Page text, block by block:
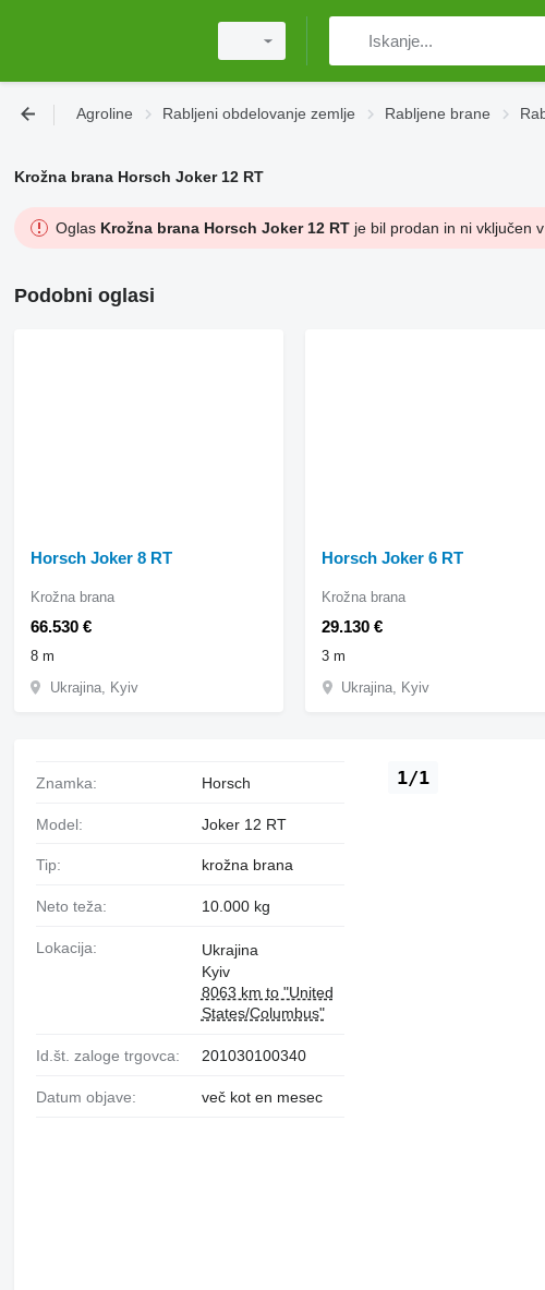
Agroline Rabljeni obdelovanje zemlje Rabljene brane
Krožna brana Horsch Joker 12 RT
Oglas Krožna brana Horsch Joker 12 RTje bil prodan in ni vključen v
Podobni oglasi
Horsch Joker 8 RT
66.530 €
Krožna brana
8 m
Ukrajina, Kyiv
Horsch Joker 6 RT
29.130 €
Krožna brana
3 m
Ukrajina, Kyiv
1/1
Znamka: Horsch
Model: Joker 12 RT
Tip: krožna brana
Neto teža: 10.000 kg
Lokacija:
Ukrajina
Kyiv
8063 km to "United
States/Columbus"
Id.št. zaloge trgovca: 201030100340
Datum objave: več kot en mesec